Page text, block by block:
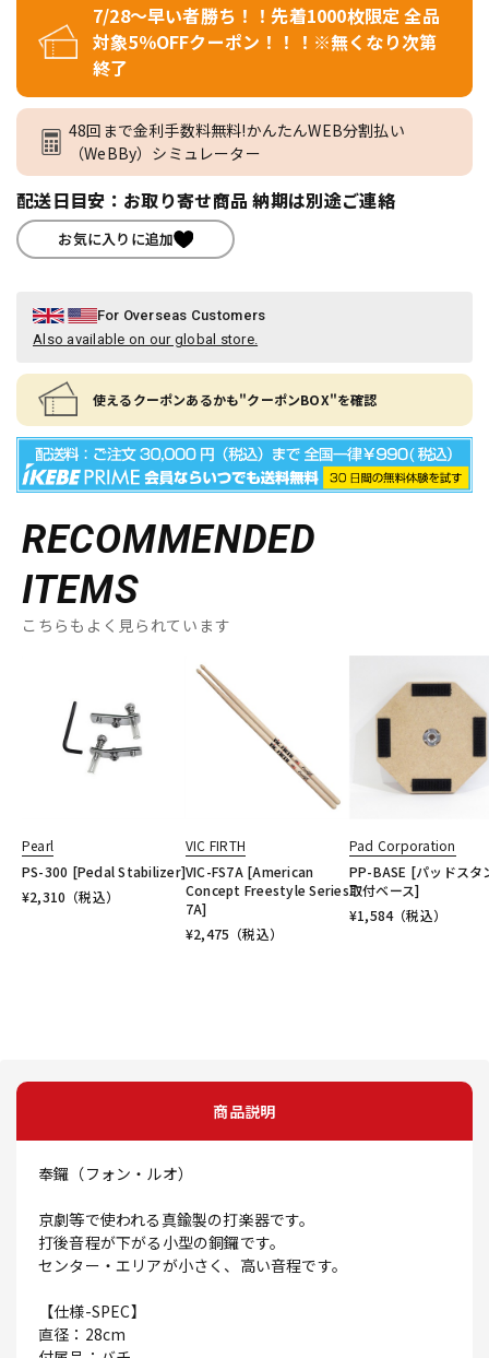
7/28～早い者勝ち！！先着1000枚限定 全品
対象5％OFFクーポン！！！※無くなり次第
終了
48回まで金利手数料無料!かんたんWEB分割払い
（WeBBy）シミュレーター
配送日目安：お取り寄せ商品 納期は別途ご連絡
お気に入りに追加
For Overseas Customers
Also available on our global store.
使えるクーポンあるかも"クーポンBOX"を確認
RECOMMENDED
ITEMS
こちらもよく見られています
Pearl
PS-300 [Pedal Stabilizer]
¥2,310 （税込）
VIC FIRTH
VIC-FS7A [American
Concept Freestyle Series
7A]
¥2,475 （税込）
Pad Corporation
PP-BASE [パッドスタ
取付ベース]
¥1,584（税込）
商品説明
奉鑼（フォン・ルオ）
京劇等で使われる真鍮製の打楽器です。
打後音程が下がる小型の銅鑼です。
センター・エリアが小さく、高い音程です。
【仕様-SPEC】
直径：28cm